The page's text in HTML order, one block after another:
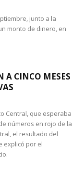
junto a la
monto de dinero, en
A CINCO MESES
Central, que esperaba
números en rojo de la
el resultado del
explicó por el